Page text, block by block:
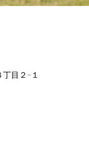
目２−１